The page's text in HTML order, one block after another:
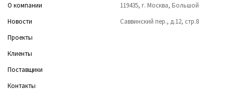
О компании
Новости
Проекты
Клиенты
Поставщики
Контакты
119435, г. Москва, Большой
Саввинский пер., д.12, стр.8